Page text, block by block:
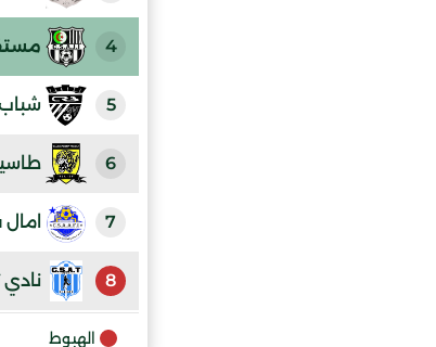
4
5 شباب
6
7
8 نادي
الهبوط